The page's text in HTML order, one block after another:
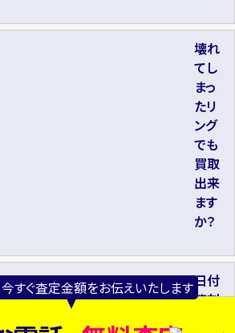
今すぐ査定金額をお伝えいたします
壊れ
てし
まっ
たリ
ング
でも
買取
出来
ます
か？
日付
等刻